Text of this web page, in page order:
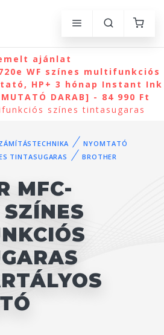
ajánlat
WF színes multifunkciós
HP+ 3 hónap Instant Ink
DARAB] - 84 990 Ft
színes tintasugaras
NYOMTATÓ
TINTASUGARAS
BROTHER
MFC-